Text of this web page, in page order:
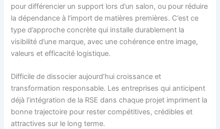
pour différencier un support lors d’un salon, ou pour réduire
la dépendance à l’import de matières premières. C’est ce
type d’approche concrète qui installe durablement la
visibilité d’une marque, avec une cohérence entre image,
valeurs et efficacité logistique.
Difficile de dissocier aujourd’hui croissance et
transformation responsable. Les entreprises qui anticipent
déjà l’intégration de la RSE dans chaque projet impriment la
bonne trajectoire pour rester compétitives, crédibles et
attractives sur le long terme.